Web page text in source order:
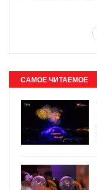
САМОЕ ЧИТАЕМОЕ